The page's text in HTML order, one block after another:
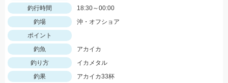
釣行時間
18:30～00:00
釣場
沖・オフショア
ポイント
釣魚
アカイカ
釣り方
イカメタル
釣果
アカイカ33杯